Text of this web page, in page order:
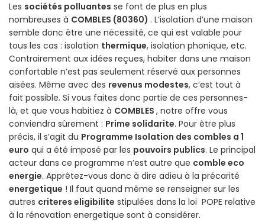
Les sociétés polluantes se font de plus en plus
nombreuses à COMBLES (80360) . L’isolation d’une maison
semble donc être une nécessité, ce qui est valable pour
tous les cas : isolation thermique, isolation phonique, etc.
Contrairement aux idées reçues, habiter dans une maison
confortable n’est pas seulement réservé aux personnes
aisées. Même avec des revenus modestes, c’est tout à
fait possible. Si vous faites donc partie de ces personnes-
là, et que vous habitiez à COMBLES , notre offre vous
conviendra sûrement : Prime solidarite. Pour être plus
précis, il s’agit du Programme Isolation des combles a 1
euro qui a été imposé par les pouvoirs publics. Le principal
acteur dans ce programme n’est autre que comble eco
energie. Apprêtez-vous donc à dire adieu à la précarité
energetique ! Il faut quand même se renseigner sur les
autres criteres eligibilite stipulées dans la loi POPE relative
à la rénovation energetique sont à considérer.